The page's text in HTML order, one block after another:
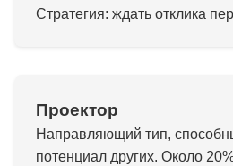
Стратегия: ждать отклика
Проектор
Направляющий тип,
потенциал других. Около